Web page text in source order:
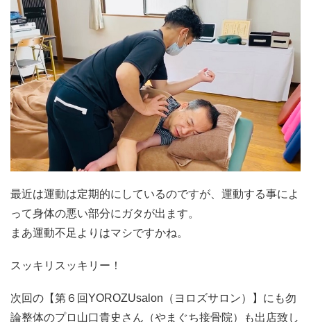
最近は運動は定期的にしているのですが、運動する事によ
って身体の悪い部分にガタが出ます。
まあ運動不足よりはマシですかね。
スッキリスッキリー！
次回の【第６回YOROZUsalon（ヨロズサロン）】にも勿
論整体のプロ山口貴史さん（やまぐち接骨院）も出店致し